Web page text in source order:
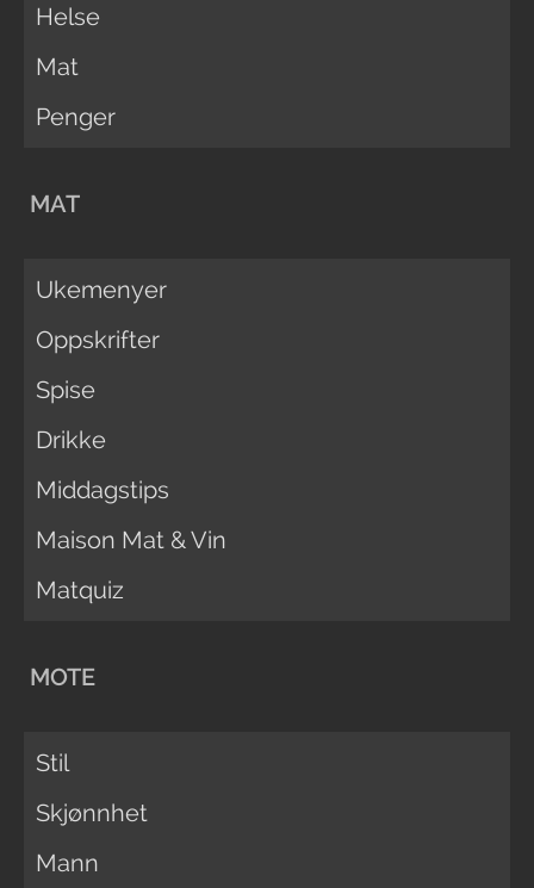
Helse
Mat
Penger
MAT
Ukemenyer
Oppskrifter
Spise
Drikke
Middagstips
Maison Mat & Vin
Matquiz
MOTE
Stil
Skjønnhet
Mann